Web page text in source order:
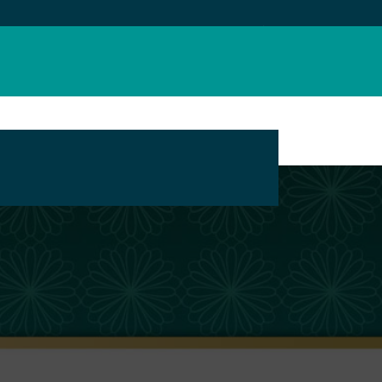
بانک محتوای مراکز تبلیغ مجازی حوزه